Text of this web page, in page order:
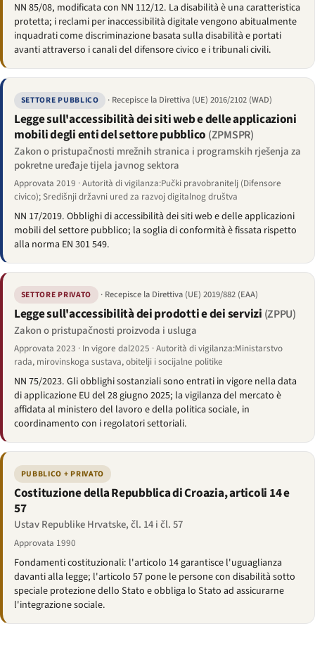
NN 85/08, modificata con NN 112/12. La disabilità è una caratteristica
protetta; i reclami per inaccessibilità digitale vengono abitualmente
inquadrati come discriminazione basata sulla disabilità e portati
avanti attraverso i canali del difensore civico e i tribunali civili.
SETTORE PUBBLICO · Recepisce la Direttiva (UE) 2016/2102 (WAD)
Legge sull'accessibilità dei siti web e delle applicazioni
mobili degli enti del settore pubblico (ZPMSPR)
Zakon o pristupačnosti mrežnih stranica i programskih rješenja za
pokretne uređaje tijela javnog sektora
Approvata 2019 · Autorità di vigilanza:Pučki pravobranitelj (Difensore
civico); Središnji državni ured za razvoj digitalnog društva
NN 17/2019. Obblighi di accessibilità dei siti web e delle applicazioni
mobili del settore pubblico; la soglia di conformità è fissata rispetto
alla norma EN 301 549.
SETTORE PRIVATO · Recepisce la Direttiva (UE) 2019/882 (EAA)
Legge sull'accessibilità dei prodotti e dei servizi (ZPPU)
Zakon o pristupačnosti proizvoda i usluga
Approvata 2023 · In vigore dal2025 · Autorità di vigilanza:Ministarstvo
rada, mirovinskoga sustava, obitelji i socijalne politike
NN 75/2023. Gli obblighi sostanziali sono entrati in vigore nella data
di applicazione EU del 28 giugno 2025; la vigilanza del mercato è
affidata al ministero del lavoro e della politica sociale, in
coordinamento con i regolatori settoriali.
PUBBLICO + PRIVATO
Costituzione della Repubblica di Croazia, articoli 14 e
57
Ustav Republike Hrvatske, čl. 14 i čl. 57
Approvata 1990
Fondamenti costituzionali: l'articolo 14 garantisce l'uguaglianza
davanti alla legge; l'articolo 57 pone le persone con disabilità sotto
speciale protezione dello Stato e obbliga lo Stato ad assicurarne
l'integrazione sociale.